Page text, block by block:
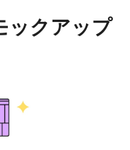
ックアップ